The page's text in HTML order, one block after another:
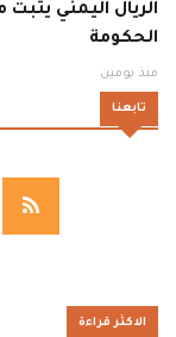
الريال اليمني
الحكومة
منذ يومين
تابعنا
الاكثر قراءة